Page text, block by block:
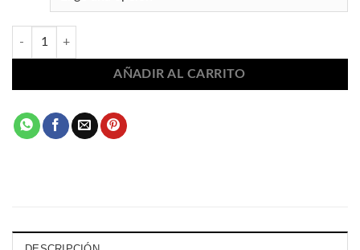
Vestido de flamenca rojo elástico 4105 cantidad
AÑADIR AL CARRITO